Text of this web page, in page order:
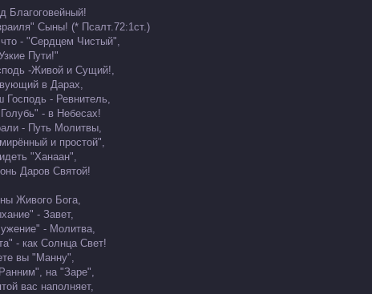
Благоговейный!
Сыны! (* Псалт.72:1ст.)
- "Сердцем Чистый",
Пути!"
-Живой и Сущий!,
в Дарах,
Господь - Ревнитель,
- в Небесах!
- Путь Молитвы,
и простой",
"Ханаан",
Даров Святой!
Живого Бога,
- Завет,
- Молитва,
- как Солнца Свет!
вы "Манну",
на "Заре",
вас наполняет,